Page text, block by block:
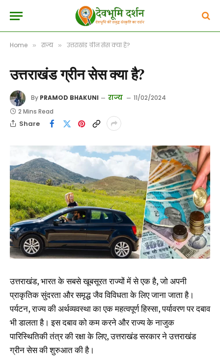
Home » राज्य » उत्तराखंड ग्रीन सेस क्या है?
उत्तराखंड ग्रीन सेस क्या है?
By PRAMOD BHAKUNI राज्य
11/02/2024
2 Mins Read
Share
उत्तराखंड, भारत के सबसे खूबसूरत राज्यों में से एक है, जो अपनी
प्राकृतिक सुंदरता और समृद्ध जैव विविधता के लिए जाना जाता है।
पर्यटन, राज्य की अर्थव्यवस्था का एक महत्वपूर्ण हिस्सा, पर्यावरण पर दबाव
भी डालता है। इस दबाव को कम करने और राज्य के नाजुक
पारिस्थितिकी तंत्र की रक्षा के लिए, उत्तराखंड सरकार ने उत्तराखंड
ग्रीन सेस की शुरुआत की है।